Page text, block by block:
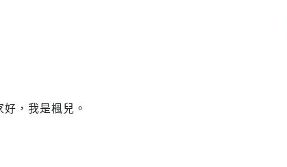
，我是楓兒。